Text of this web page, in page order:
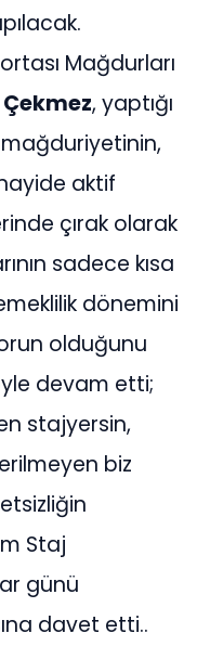
Mağdurları
, yaptığı
aktif
çırak olarak
sadece kısa
dönemini
olduğunu
devam etti;
stajyersin,
biz
Staj
günü
davet etti..